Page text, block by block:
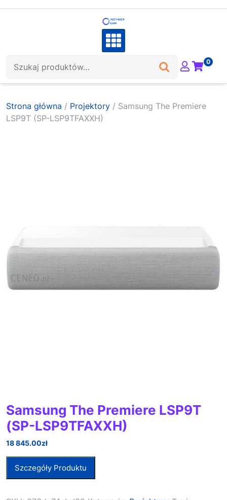
0
Strona główna / Projektory / Samsung The Premiere
LSP9T (SP-LSP9TFAXXH)
Samsung The Premiere LSP9T
(SP-LSP9TFAXXH)
18 845.00zł
Szczegóły Produktu